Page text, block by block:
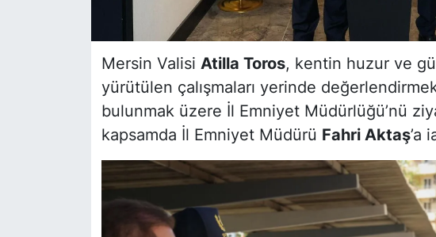
Mersin Valisi Atilla Toros, kentin huzur ve
yürütülen çalışmaları yerinde
bulunmak üzere İl Emniyet Müdürlüğü’nü
kapsamda İl Emniyet Müdürü Fahri Aktaş’a